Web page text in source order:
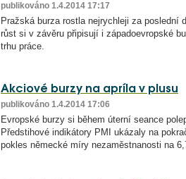
publikováno 1.4.2014 17:17
Pražská burza rostla nejrychleji za poslední
růst si v závěru připisují i západoevropské
trhu práce.
Akciové burzy na apríla v plusu
publikováno 1.4.2014 17:06
Evropské burzy si během úterní seance
Předstihové indikátory PMI ukázaly na
pokles německé míry nezaměstnanosti na